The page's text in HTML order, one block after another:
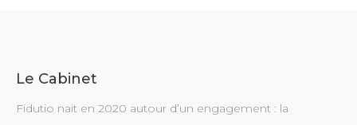
Le Cabinet
Fidutio nait en 2020 autour d’un engagement : la